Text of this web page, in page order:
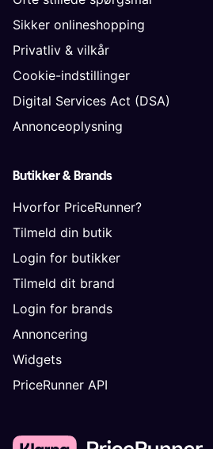
Sikker onlineshopping
Privatliv & vilkår
Cookie-indstillinger
Digital Services Act (DSA)
Annonceoplysning
Butikker & Brands
Hvorfor PriceRunner?
Tilmeld din butik
Login for butikker
Tilmeld dit brand
Login for brands
Annoncering
Widgets
PriceRunner API